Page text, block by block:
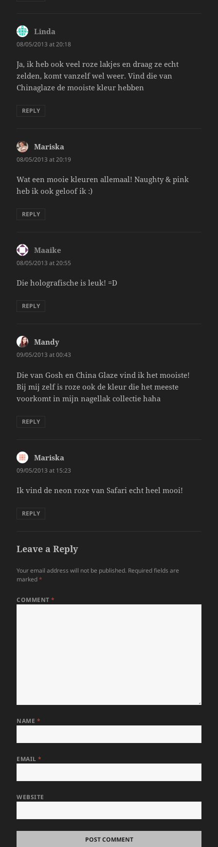
Linda
08/05/2013 at 20:18
Ja, ik heb ook veel roze lakjes en draag ze echt
zelden, komt vanzelf wel weer. Vind die van
Chinaglaze de mooiste kleur hebben
REPLY
Mariska
08/05/2013 at 20:19
Wat een mooie kleuren allemaal! Naughty & pink
heb ik ook geloof ik :)
REPLY
Maaike
08/05/2013 at 20:55
Die holografische is leuk! =D
REPLY
Mandy
09/05/2013 at 00:43
Die van Gosh en China Glaze vind ik het mooiste!
Bij mij zelf is roze ook de kleur die het meeste
voorkomt in mijn nagellak collectie haha
REPLY
Mariska
09/05/2013 at 15:23
Ik vind de neon roze van Safari echt heel mooi!
REPLY
Leave a Reply
Your email address will not be published. Required fields are
marked*
COMMENT*
NAME *
EMAIL*
WEBSITE